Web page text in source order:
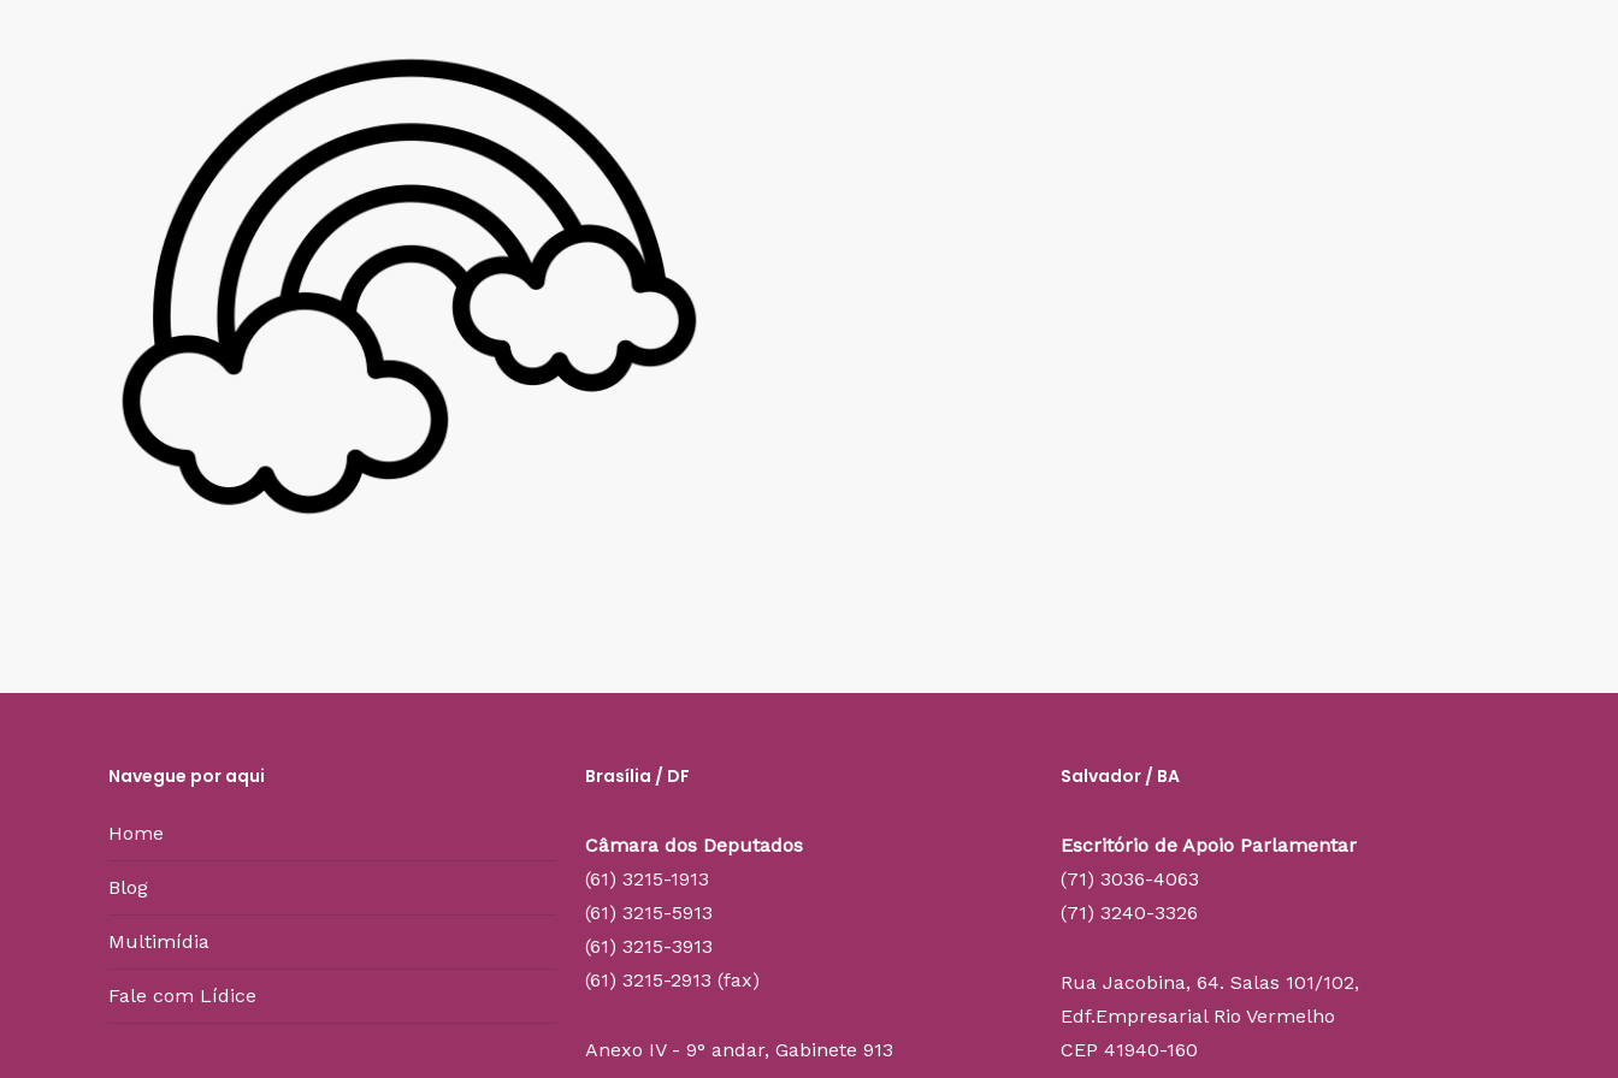
Navegue por aqui
Home
Blog
Multimídia
Fale com Lídice
Brasília / DF
Câmara dos Deputados
(61) 3215-1913
(61) 3215-5913
(61) 3215-3913
(61) 3215-2913 (fax)
Anexo IV - 9° andar, Gabinete 913
Salvador / BA
Escritório de Apoio Parlamentar
(71) 3036-4063
(71) 3240-3326
Rua Jacobina, 64. Salas 101/102,
Edf.Empresarial Rio Vermelho
CEP 41940-160